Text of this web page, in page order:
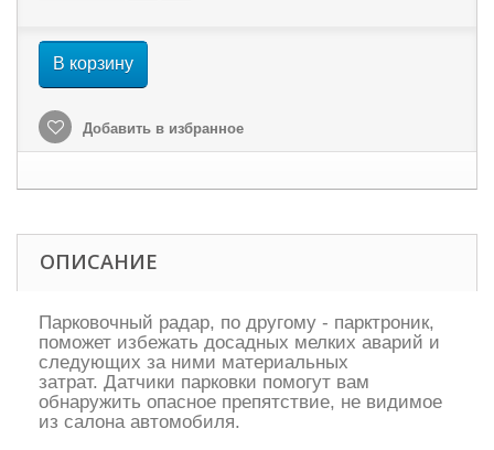
В корзину
Добавить в избранное
ОПИСАНИЕ
Парковочный радар, по другому - парктроник,
поможет избежать досадных мелких аварий и
следующих за ними материальных
затрат. Датчики парковки помогут вам
обнаружить опасное препятствие, не видимое
из салона автомобиля.